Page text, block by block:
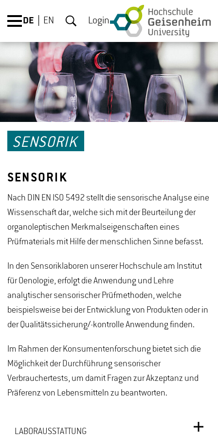
DE EN Login
SENSORIK
SENSORIK
Nach DIN EN ISO 5492 stellt die sensorische Analyse eine
Wissenschaft dar, welche sich mit der Beurteilung der
organoleptischen Merkmalseigenschaften eines
Prüfmaterials mit Hilfe der menschlichen Sinne befasst.
In den Sensoriklaboren unserer Hochschule am Institut
für Oenologie, erfolgt die Anwendung und Lehre
analytischer sensorischer Prüfmethoden, welche
beispielsweise bei der Entwicklung von Produkten oder in
der Qualitätssicherung/-kontrolle Anwendung finden.
Im Rahmen der Konsumentenforschung bietet sich die
Möglichkeit der Durchführung sensorischer
Verbrauchertests, um damit Fragen zur Akzeptanz und
Präferenz von Lebensmitteln zu beantworten.
LABORAUSSTATTUNG